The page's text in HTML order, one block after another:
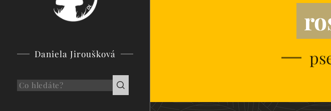
Daniela Jiroušková